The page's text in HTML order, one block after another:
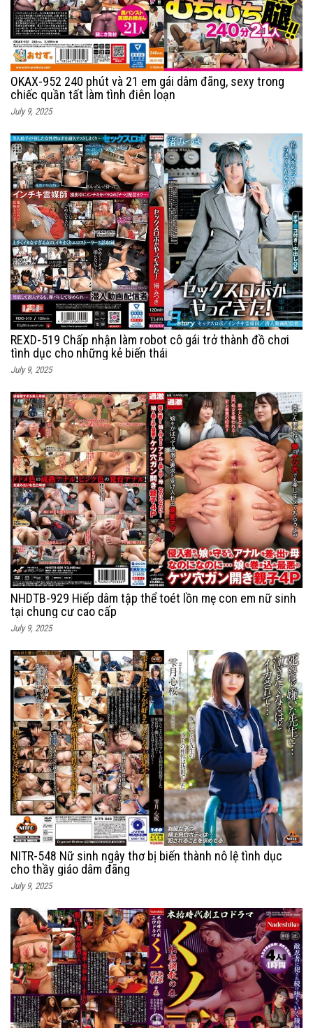
OKAX-952 240 phút và 21 em gái dâm đãng, sexy trong
chiếc quần tất làm tình điên loạn
July 9, 2025
REXD-519 Chấp nhận làm robot cô gái trở thành đồ chơi
tình dục cho những kẻ biến thái
July 9, 2025
NHDTB-929 Hiếp dâm tập thể toét lồn mẹ con em nữ sinh
tại chung cư cao cấp
July 9, 2025
NITR-548 Nữ sinh ngây thơ bị biến thành nô lệ tình dục
cho thầy giáo dâm đãng
July 9, 2025